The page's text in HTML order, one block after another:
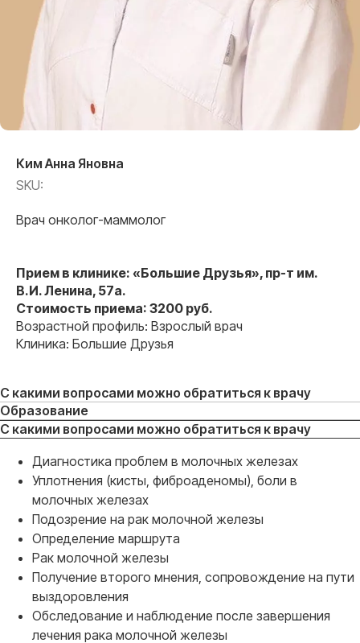
Ким Анна Яновна
SKU:
Врач онколог-маммолог
Прием в клинике: «Большие Друзья», пр-т им.
В.И. Ленина, 57а.
Стоимость приема: 3200 руб.
Возрастной профиль: Взрослый врач
Клиника: Большие Друзья
С какими вопросами можно обратиться к врачу
Образование
С какими вопросами можно обратиться к врачу
Диагностика проблем в молочных железах
Уплотнения (кисты, фиброаденомы), боли в
молочных железах
Подозрение на рак молочной железы
Определение маршрута
Рак молочной железы
Получение второго мнения, сопровождение на пути
выздоровления
Обследование и наблюдение после завершения
лечения рака молочной железы